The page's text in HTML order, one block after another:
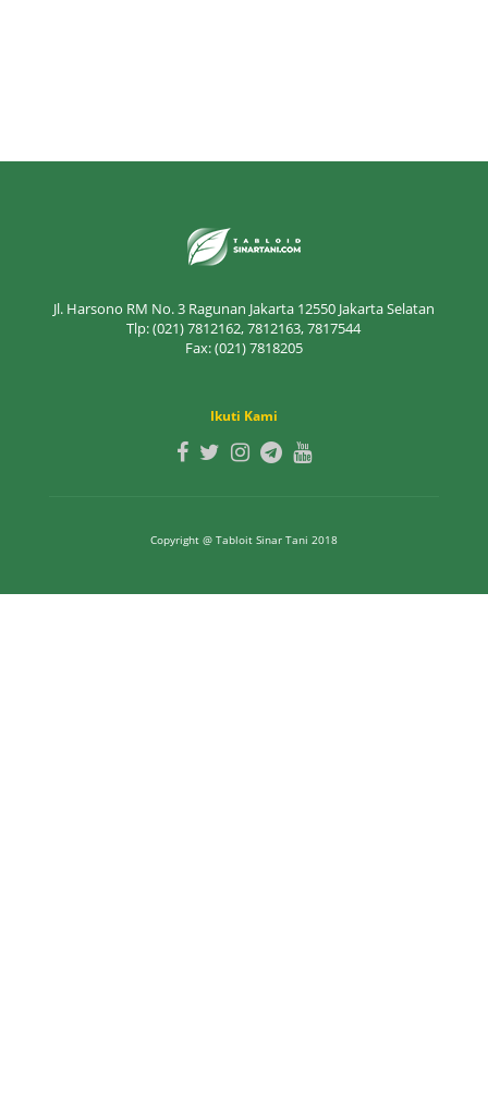
Jl. Harsono RM No. 3 Ragunan Jakarta 12550 Jakarta Selatan
Tlp: (021) 7812162, 7812163, 7817544
Fax: (021) 7818205
Ikuti Kami
Copyright @ Tabloit Sinar Tani 2018